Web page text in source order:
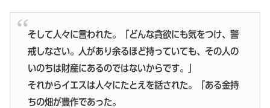
そして人々に言われた。「どんな貪欲にも気をつけ、警
戒しなさい。人があり余るほど持っていても、その人の
いのちは財産にあるのではないからです。」
それからイエスは人々にたとえを話された。「ある金持
ちの畑が豊作であった。